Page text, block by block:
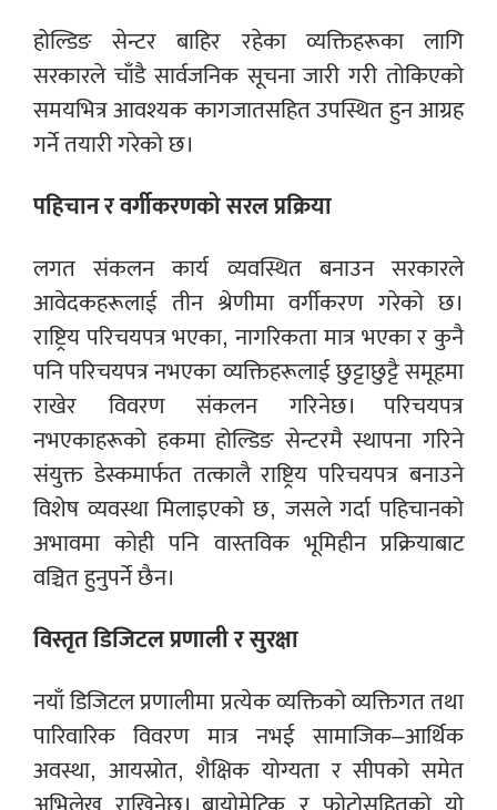
होल्डिङ सेन्टर बाहिर रहेका व्यक्तिहरूका लागि
सरकारले चाँडै सार्वजनिक सूचना जारी गरी तोकिएको
समयभित्र आवश्यक कागजातसहित उपस्थित हुन आग्रह
गर्ने तयारी गरेको छ।
पहिचान र वर्गीकरणको सरल प्रक्रिया
लगत संकलन कार्य व्यवस्थित बनाउन सरकारले
आवेदकहरूलाई तीन श्रेणीमा वर्गीकरण गरेको छ।
राष्ट्रिय परिचयपत्र भएका, नागरिकता मात्र भएका र कुनै
पनि परिचयपत्र नभएका व्यक्तिहरूलाई छुट्टाछुट्टै समूहमा
राखेर विवरण संकलन गरिनेछ। परिचयपत्र
नभएकाहरूको हकमा होल्डिङ सेन्टरमै स्थापना गरिने
संयुक्त डेस्कमार्फत तत्कालै राष्ट्रिय परिचयपत्र बनाउने
विशेष व्यवस्था मिलाइएको छ, जसले गर्दा पहिचानको
अभावमा कोही पनि वास्तविक भूमिहीन प्रक्रियाबाट
वञ्चित हुनुपर्ने छैन।
विस्तृत डिजिटल प्रणाली र सुरक्षा
नयाँ डिजिटल प्रणालीमा प्रत्येक व्यक्तिको व्यक्तिगत तथा
पारिवारिक विवरण मात्र नभई सामाजिक–आर्थिक
अवस्था, आयस्रोत, शैक्षिक योग्यता र सीपको समेत